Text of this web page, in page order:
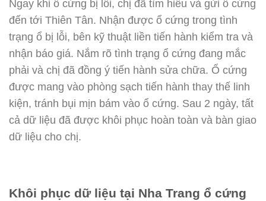
Ngay khi ổ cứng bị lỗi, chị đã tìm hiểu và gửi ổ cứng
đến tới Thiên Tân. Nhận được ổ cứng trong tình
trạng ổ bị lỗi, bên kỹ thuật liền tiến hành kiểm tra và
nhận báo giá. Nắm rõ tình trạng ổ cứng đang mắc
phải và chị đã đồng ý tiến hành sửa chữa. Ổ cứng
được mang vào phòng sạch tiến hành thay thế linh
kiện, tránh bụi mịn bám vào ổ cứng. Sau 2 ngày, tất
cả dữ liệu đã được khôi phục hoàn toàn và bàn giao
dữ liệu cho chị.
Khôi phục dữ liệu tại Nha Trang ổ cứng